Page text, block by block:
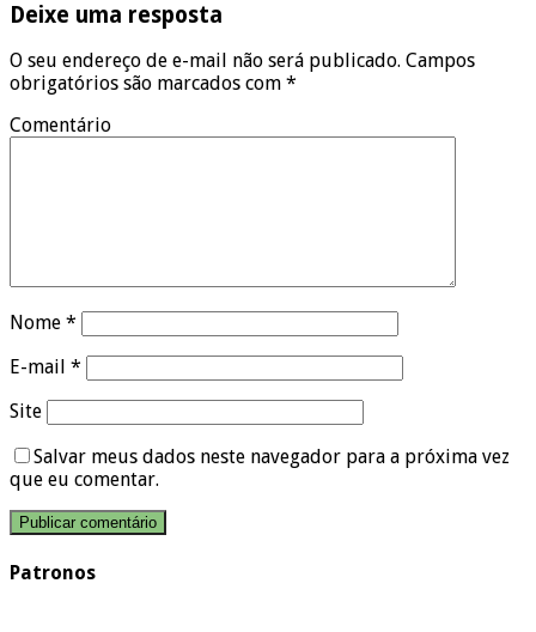
Deixe uma resposta
O seu endereço de e-mail não será publicado. Campos
obrigatórios são marcados com *
Comentário
Nome *
E-mail *
Site
Salvar meus dados neste navegador para a próxima vez
que eu comentar.
Patronos